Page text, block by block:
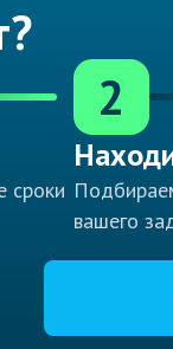
сроки
2
вашего